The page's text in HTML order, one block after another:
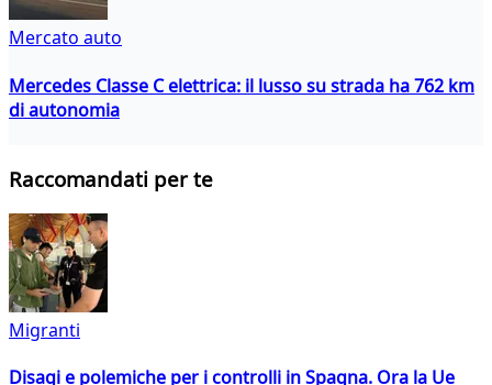
Mercato auto
Mercedes Classe C elettrica: il lusso su strada ha 762 km
di autonomia
Raccomandati per te
Migranti
Disagi e polemiche per i controlli in Spagna. Ora la Ue